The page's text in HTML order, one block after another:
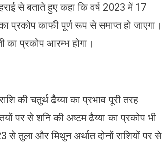
से बताते हुए कहा कि वर्ष 2023 में 17
प्रकोप काफी पूर्ण रूप से समाप्त हो जाएगा।
का प्रकोप आरम्भ होगा।
की चतुर्थ ढैय्या का प्रभाव पूरी तरह
पर से शनि की अष्टम ढैय्या का प्रकोप भी
तुला और मिथुन अर्थात दोनों राशियों पर से